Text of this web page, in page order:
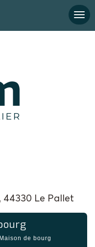
44330 Le Pallet
Maison de bourg